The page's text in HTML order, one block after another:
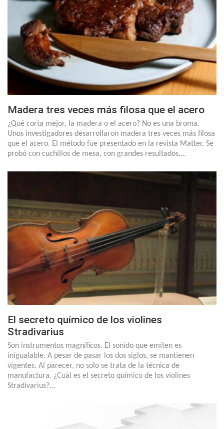
Madera tres veces más filosa que el acero
¿Qué corta mejor, la madera o el acero? No es una broma.
Unos investigadores desarrollaron madera tres veces más filosa
que el acero. El método fue presentado en la revista Matter. Se
probó con cuchillos de mesa, con grandes resultados.…
El secreto químico de los violines
Stradivarius
Son instrumentos magníficos. El sonido que emiten es
inigualable. A pesar de pasar los dos siglos, se mantienen
vigentes. Al parecer, no solo se trata de la técnica de
manufactura. ¿Cuál es el secreto químico de los violines
Stradivarius?…